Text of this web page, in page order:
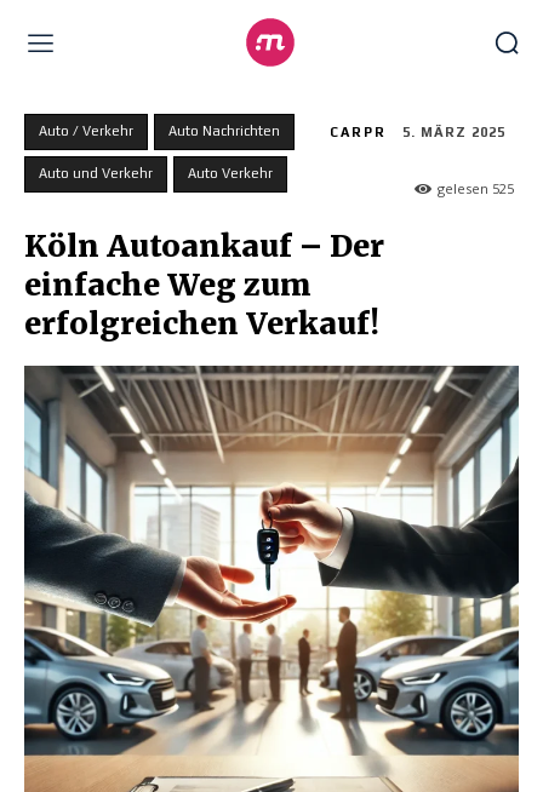
Auto / Verkehr Auto Nachrichten
Auto und Verkehr Auto Verkehr
CARPR 5. MÄRZ 2025
gelesen 525
Köln Autoankauf – Der
einfache Weg zum
erfolgreichen Verkauf!